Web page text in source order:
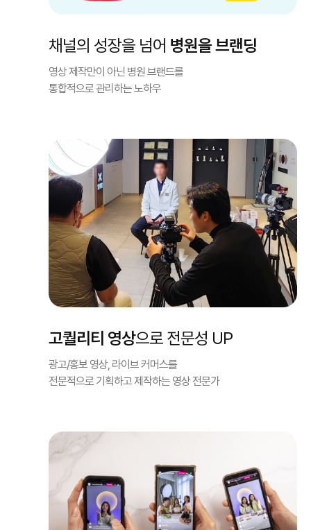
채널의 성장을 넘어 병원을 브랜딩
영상 제작만이 아닌 병원 브랜드를
통합적으로 관리하는 노하우
고퀄리티 영상으로 전문성 UP
광고/홍보 영상, 라이브 커머스를
전문적으로 기획하고 제작하는 영상 전문가